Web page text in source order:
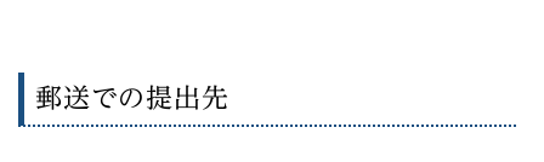
郵送での提出先